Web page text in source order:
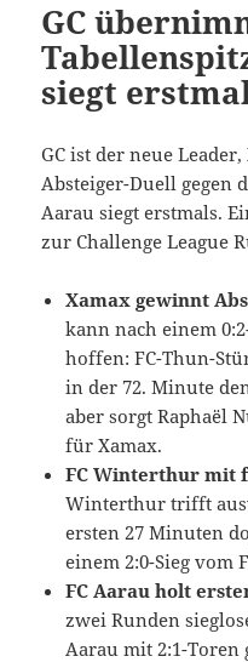
GC
siegt
GC ist der neue
Absteiger-Duell gegen
Aarau siegt erstmals.
zur Challenge League
Xamax gewinnt
kann nach einem
hoffen: FC-Thun-
in der 72. Minute
aber sorgt Raphaël
für Xamax.
FC Winterthur mit
Winterthur trifft
ersten 27 Minuten
einem 2:0-Sieg vom
FC Aarau holt
zwei Runden
Aarau mit 2:1-Toren